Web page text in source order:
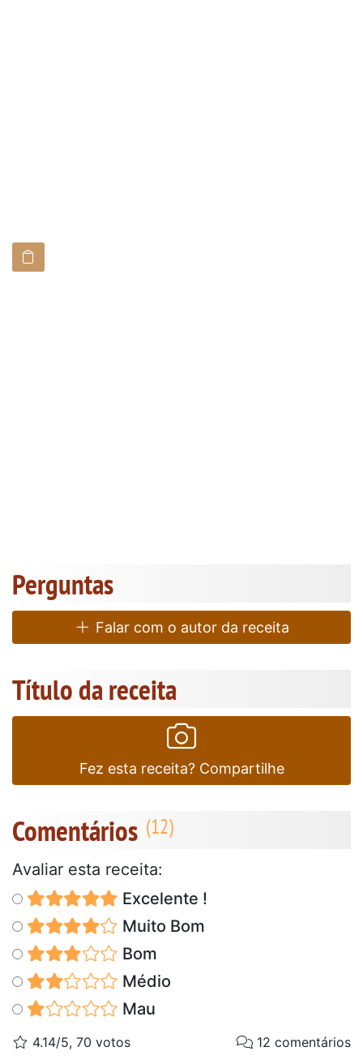
Perguntas
Falar com o autor da receita
Título da receita
Fez esta receita? Compartilhe
Comentários
Avaliar esta receita:
Excelente !
Muito Bom
Bom
Médio
Mau
4.14/5, 70 votos 12 comentários